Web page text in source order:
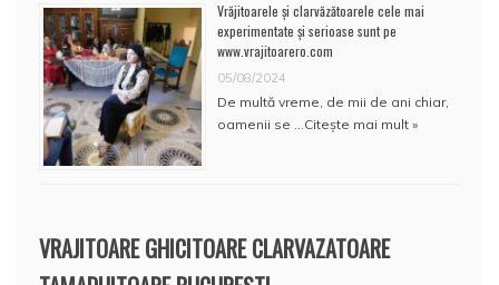
Vrăjitoarele și clarvăzătoarele cele mai
experimentate și serioase sunt pe
www.vrajitoarero.com
05/08/2024
De multă vreme, de mii de ani chiar,
oamenii se …Citește mai mult »
VRAJITOARE GHICITOARE CLARVAZATOARE